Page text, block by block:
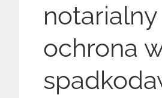
notarialny
ochrona